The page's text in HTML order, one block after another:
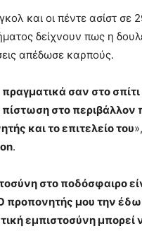
και οι πέντε ασίστ σε
δείχνουν πως η
απέδωσε καρπούς.
σαν στο σπίτι
πίστωση στο περιβάλλον
και το επιτελείο του
.
στο ποδόσφαιρο
προπονητής μου την
εμπιστοσύνη μπορεί